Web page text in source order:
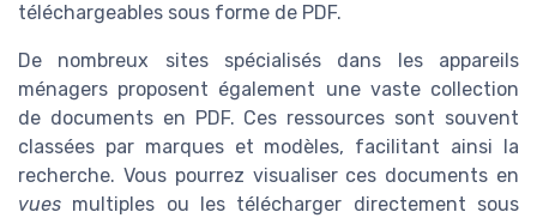
téléchargeables sous forme de PDF.
De nombreux sites spécialisés dans les appareils
ménagers proposent également une vaste collection
de documents en PDF. Ces ressources sont souvent
classées par marques et modèles, facilitant ainsi la
recherche. Vous pourrez visualiser ces documents en
vues multiples ou les télécharger directement sous